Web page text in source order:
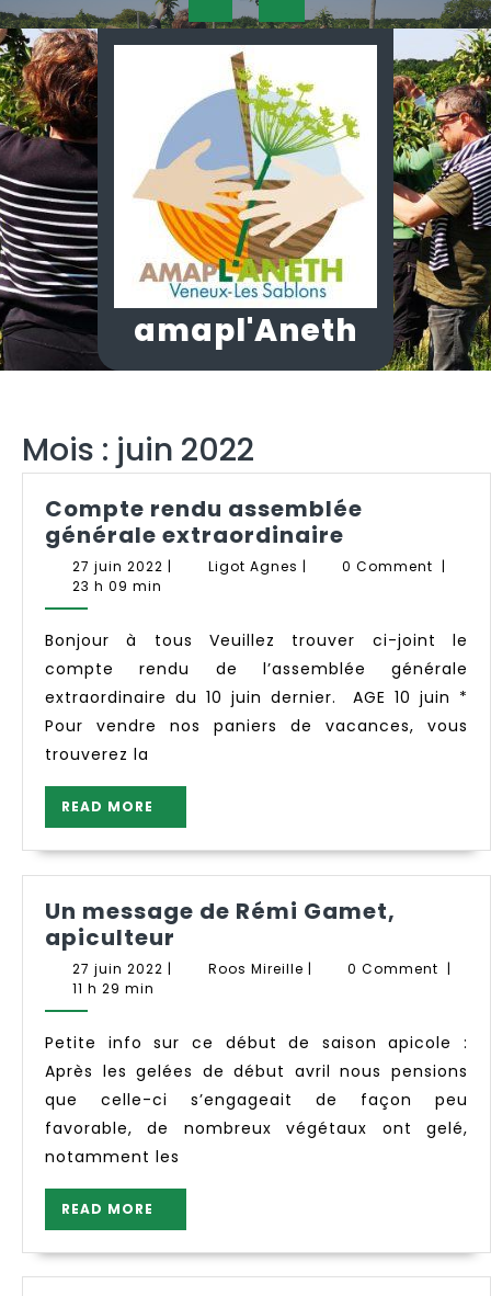
Skip
to
content
Open
Button
amapl'Aneth
Mois : juin 2022
Compte rendu assemblée
générale extraordinaire
rendu
27 juin 2022 27| Ligot Agnes Ligot
| 0 Comment |
23 h 09 min
Bonjour à tous Veuillez trouver ci-joint le
compte rendu de l’assemblée générale
extraordinaire du 10 juin dernier. AGE 10 juin *
Pour vendre nos paniers de vacances, vous
trouverez la
READ MORE
MORE
Un message de Rémi Gamet,
apiculteur
message
Gamet,
apiculteur
27 juin 2022 27| Roos MireilleRoos
| 0 Comment |
11 h 29 min
Petite info sur ce début de saison apicole :
Après les gelées de début avril nous pensions
que celle-ci s’engageait de façon peu
favorable, de nombreux végétaux ont gelé,
notamment les
READ MORE
MORE